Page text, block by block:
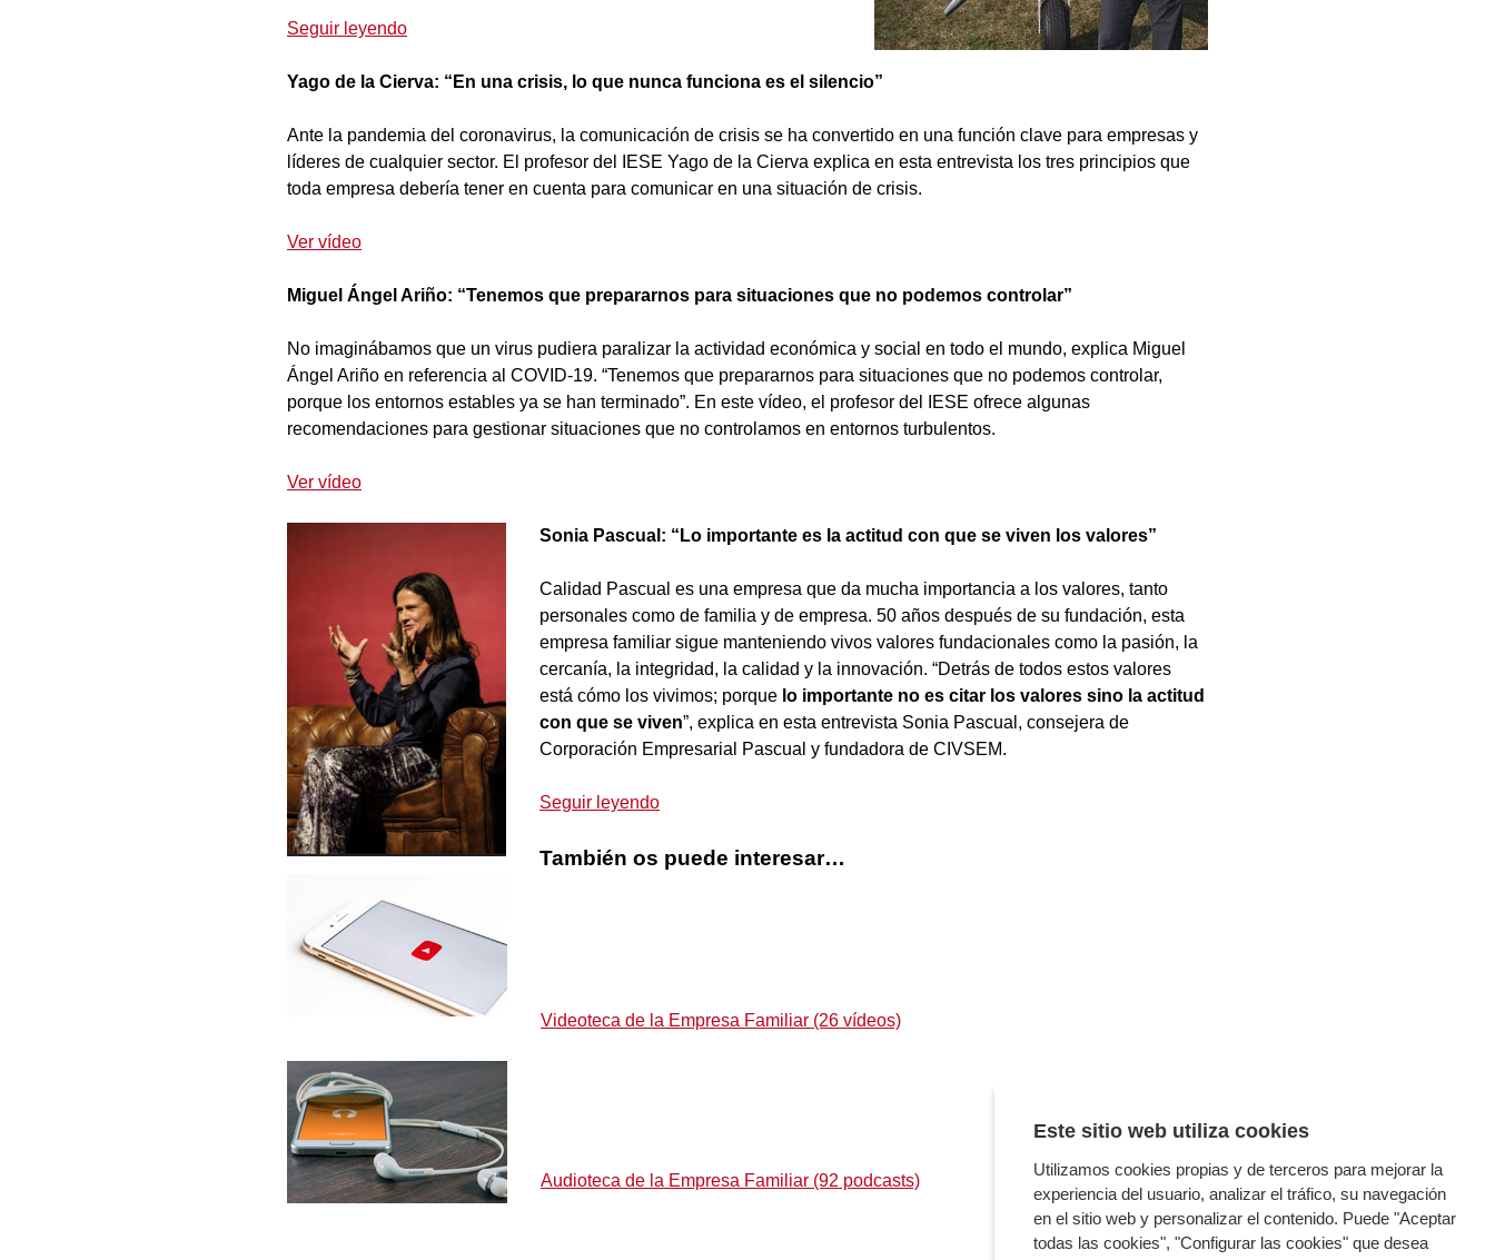
Seguir leyendo
Yago de la Cierva: “En una crisis, lo que nunca funciona es el silencio”
Ante la pandemia del coronavirus, la comunicación de crisis se ha convertido en una función clave para empresas y
líderes de cualquier sector. El profesor del IESE Yago de la Cierva explica en esta entrevista los tres principios que
toda empresa debería tener en cuenta para comunicar en una situación de crisis.
Ver vídeo
Miguel Ángel Ariño: “Tenemos que prepararnos para situaciones que no podemos controlar”
No imaginábamos que un virus pudiera paralizar la actividad económica y social en todo el mundo, explica Miguel
Ángel Ariño en referencia al COVID-19. “Tenemos que prepararnos para situaciones que no podemos controlar,
porque los entornos estables ya se han terminado”. En este vídeo, el profesor del IESE ofrece algunas
recomendaciones para gestionar situaciones que no controlamos en entornos turbulentos.
Ver vídeo
Sonia Pascual: “Lo importante es la actitud con que se viven los valores”
Calidad Pascual es una empresa que da mucha importancia a los valores, tanto
personales como de familia y de empresa. 50 años después de su fundación, esta
empresa familiar sigue manteniendo vivos valores fundacionales como la pasión, la
cercanía, la integridad, la calidad y la innovación. “Detrás de todos estos valores
está cómo los vivimos; porque lo importante no es citar los valores sino la actitud
con que se viven”, explica en esta entrevista Sonia Pascual, consejera de
Corporación Empresarial Pascual y fundadora de CIVSEM.
Seguir leyendo
También os puede interesar…
Videoteca de la Empresa Familiar (26 vídeos)
Audioteca de la Empresa Familiar (92 podcasts)
Este sitio web utiliza cookies
Utilizamos cookies propias y de terceros para mejorar la
experiencia del usuario, analizar el tráfico, su navegación
en el sitio web y personalizar el contenido. Puede "Aceptar
todas las cookies", "Configurar las cookies" que desea